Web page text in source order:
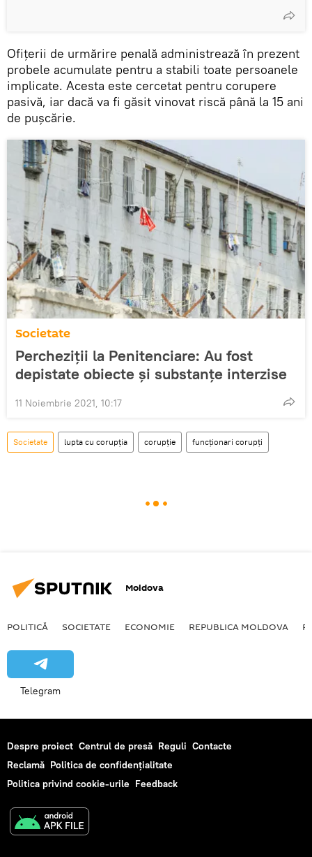
Ofițerii de urmărire penală administrează în prezent
probele acumulate pentru a stabili toate persoanele
implicate. Acesta este cercetat pentru corupere
pasivă, iar dacă va fi găsit vinovat riscă până la 15 ani
de pușcărie.
Societate
Percheziții la Penitenciare: Au fost
depistate obiecte și substanțe interzise
11 Noiembrie 2021, 10:17
Societate lupta cu corupția corupție funcționari corupți
Moldova
POLITICĂ SOCIETATE ECONOMIE REPUBLICA MOLDOVA
Telegram
Despre proiect Centrul de presă Reguli Contacte
Reclamă Politica de confidențialitate
Politica privind cookie-urile Feedback